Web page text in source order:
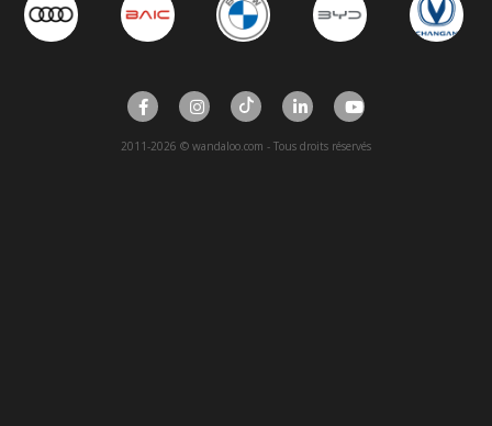
2011-2026 © wandaloo.com - Tous droits réservés